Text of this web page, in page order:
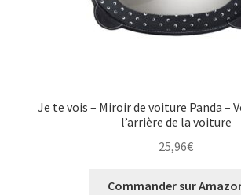
Je te vois – Miroir de voiture Panda –
l’arrière de la voiture
25,96€
Commander sur